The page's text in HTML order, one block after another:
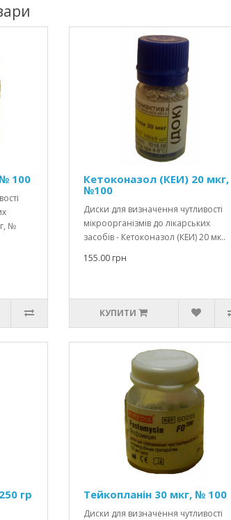
100
№
Кетоконазол (КЕИ) 20 мкг,
№100
Диски для визначення чутливості
мікроорганізмів до лікарських
засобів - Кетоконазол (КЕИ) 20 мк..
155.00 грн
КУПИТИ
гр Тейкопланін 30 мкг, № 100
Диски для визначення чутливості